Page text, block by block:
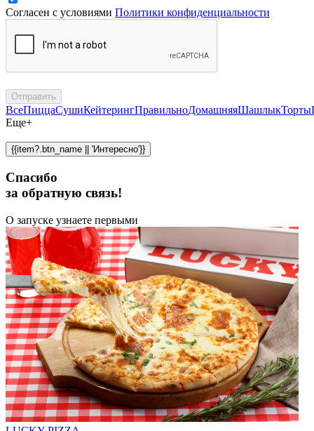
Согласен с условиями Политики конфиденциальности
Отправить
ВсеПиццаСушиКейтерингПравильноДомашняяШашлыкТорты
Еще+
{{item?.btn_name || 'Интересно'}}
Спасибо
за обратную связь!
О запуске узнаете первыми